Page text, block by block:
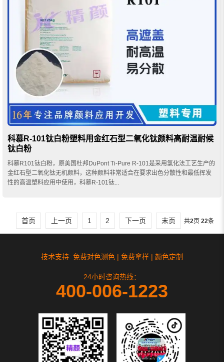
科慕R-101钛白粉塑料用金红石型二氧化钛颜料高耐温耐候
钛白粉
科慕R101钛白粉，原美国杜邦DuPont Ti-Pure R-101是采用氯化法工艺生产的
金红石型二氧化钛无机颜料，这种颜料非常适合在要求出色分散性和最低挥发
性的高温塑料应用中使用，科慕R-101钛...
首页 上一页 1 2 下一页 末页 共2页 22条
技术支持: 免费对色测色 | 免费拿样 | 颜色定制
24小时咨询热线：
400-006-1223